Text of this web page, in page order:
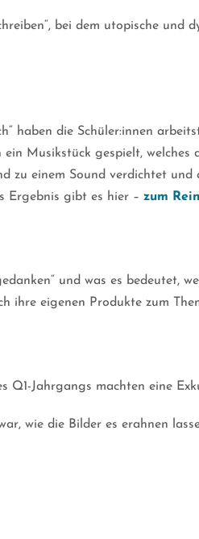
bei dem utopische
haben die Schüler:innen
Musikstück gespielt, welches
zu einem Sound verdichtet
Ergebnis gibt es hier – zum
und was es bedeutet,
ihre eigenen Produkte zum
Q1-Jahrgangs machten eine
wie die Bilder es erahnen